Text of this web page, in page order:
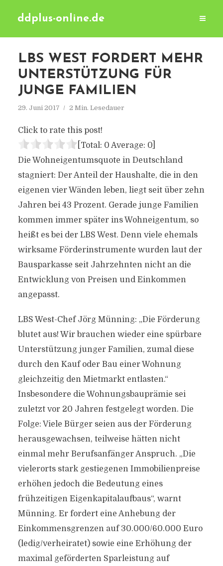
ddplus-online.de
LBS WEST FORDERT MEHR
UNTERSTÜTZUNG FÜR
JUNGE FAMILIEN
29. Juni 2017 2 Min. Lesedauer
Click to rate this post!
[Total: 0 Average: 0]
Die Wohneigentumsquote in Deutschland
stagniert: Der Anteil der Haushalte, die in den
eigenen vier Wänden leben, liegt seit über zehn
Jahren bei 43 Prozent. Gerade junge Familien
kommen immer später ins Wohneigentum, so
heißt es bei der LBS West. Denn viele ehemals
wirksame Förderinstrumente wurden laut der
Bausparkasse seit Jahrzehnten nicht an die
Entwicklung von Preisen und Einkommen
angepasst.
LBS West-Chef Jörg Münning: „Die Förderung
blutet aus! Wir brauchen wieder eine spürbare
Unterstützung junger Familien, zumal diese
durch den Kauf oder Bau einer Wohnung
gleichzeitig den Mietmarkt entlasten.“
Insbesondere die Wohnungsbauprämie sei
zuletzt vor 20 Jahren festgelegt worden. Die
Folge: Viele Bürger seien aus der Förderung
herausgewachsen, teilweise hätten nicht
einmal mehr Berufsanfänger Anspruch. „Die
vielerorts stark gestiegenen Immobilienpreise
erhöhen jedoch die Bedeutung eines
frühzeitigen Eigenkapitalaufbaus“, warnt
Münning. Er fordert eine Anhebung der
Einkommensgrenzen auf 30.000/60.000 Euro
(ledig/verheiratet) sowie eine Erhöhung der
maximal geförderten Sparleistung auf